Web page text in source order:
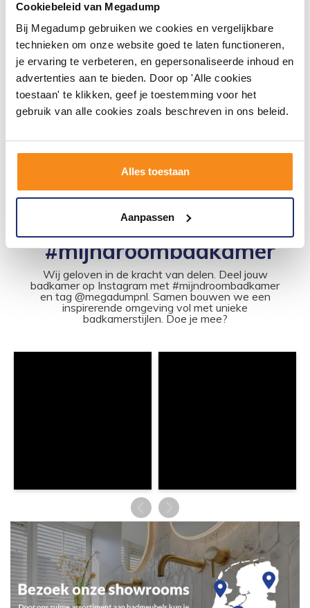
Cookiebeleid van Megadump
Bij Megadump gebruiken we cookies en vergelijkbare
technieken om onze website goed te laten functioneren,
je ervaring te verbeteren, en gepersonaliseerde inhoud en
advertenties aan te bieden. Door op 'Alle cookies
toestaan' te klikken, geef je toestemming voor het
gebruik van alle cookies zoals beschreven in ons beleid.
Alles toestaan
Aanpassen
Keramische Opzetwastafel
Kare 58X36X11,5 Cm
Vóór 14:00 besteld,
125,84
104,00
#mijndroombadkamer
Wij geloven in de kracht van delen. Deel jouw
badkamer op Instagram met #mijndroombadkamer
en tag @megadumpnl. Samen bouwen we een
inspirerende omgeving vol met unieke
badkamerstijlen. Doe je mee?